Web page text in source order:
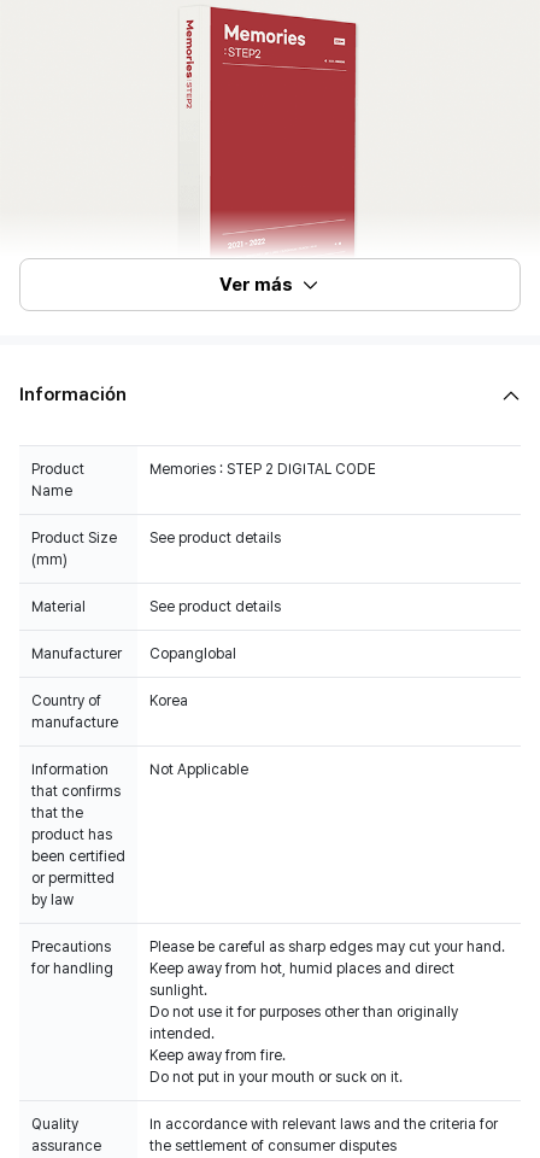
Ver más
Información
Product
Name
Memories : STEP 2 DIGITAL CODE
Product Size
(mm)
See product details
Material See product details
Manufacturer Copanglobal
Country of
manufacture
Korea
Information
that confirms
that the
product has
been certified
or permitted
by law
Not Applicable
Precautions
for handling
Please be careful as sharp edges may cut your hand.
Keep away from hot, humid places and direct
sunlight.
Do not use it for purposes other than originally
intended.
Keep away from fire.
Do not put in your mouth or suck on it.
Quality
assurance
In accordance with relevant laws and the criteria for
the settlement of consumer disputes